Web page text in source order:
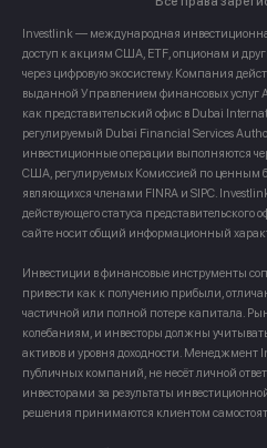
Investlink — международная
доступ к акциям США, ETF, опционам и
через цифровую экосистему. Компания
выданной Управлением финансовых услуг
как представительский офис в Dubai
регулируемый Dubai Financial Services
инвестиционные операции выполняются
США, регулируемых Комиссией по ценным
являющихся членами FINRA и SIPC.
действующего статуса
сайте носит общий информационный
Инвестиции в финансовые инструменты
привести как к получению прибыли,
частичной или полной потере капитала.
колебаниям, и инвесторы должны
активов и уровня доходности.
публичных компаний, не несёт личной
инвесторами за результаты
решения принимаются клиентом